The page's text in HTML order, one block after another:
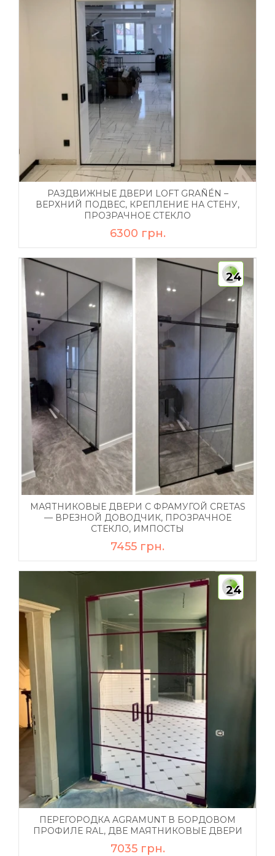
РАЗДВИЖНЫЕ ДВЕРИ LOFT GRAÑÉN –
ВЕРХНИЙ ПОДВЕС, КРЕПЛЕНИЕ НА СТЕНУ,
ПРОЗРАЧНОЕ СТЕКЛО
6300 грн.
24
МАЯТНИКОВЫЕ ДВЕРИ С ФРАМУГОЙ CRETAS
— ВРЕЗНОЙ ДОВОДЧИК, ПРОЗРАЧНОЕ
СТЕКЛО, ИМПОСТЫ
7455 грн.
24
ПЕРЕГОРОДКА AGRAMUNT В БОРДОВОМ
ПРОФИЛЕ RAL, ДВЕ МАЯТНИКОВЫЕ ДВЕРИ
7035 грн.